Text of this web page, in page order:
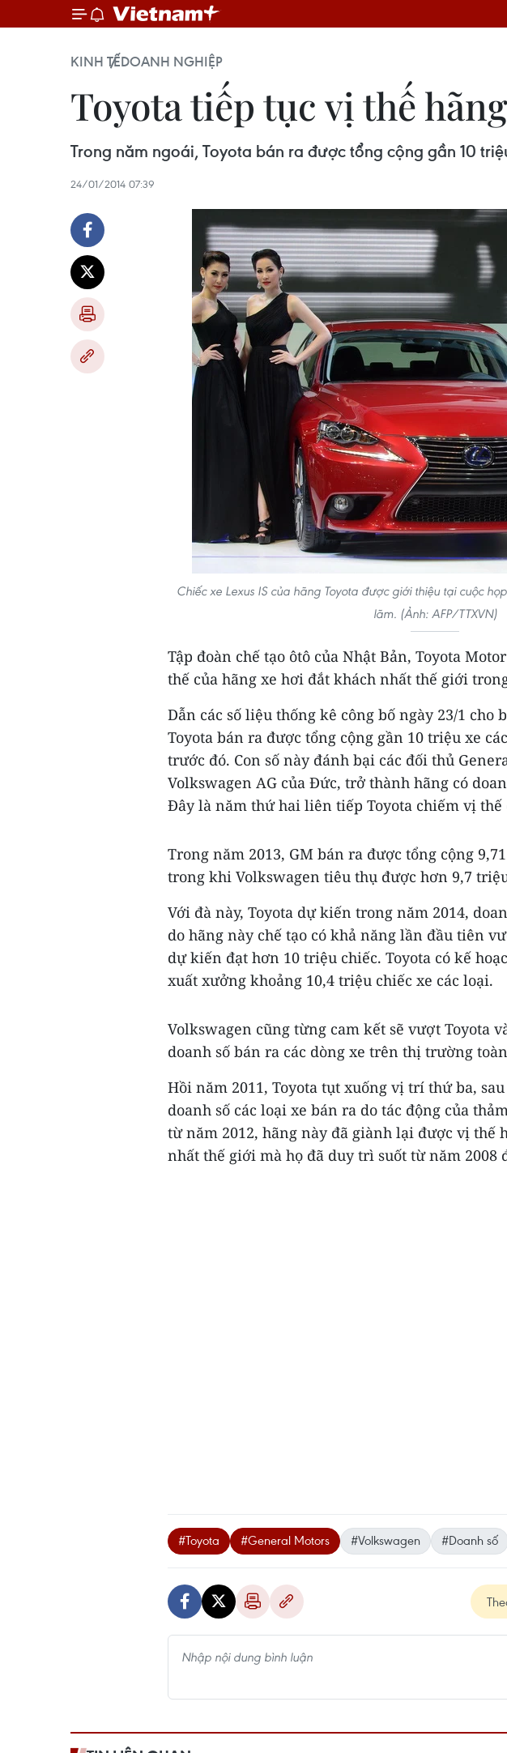
KINH TẾDOANH NGHIỆP
Toyota tiếp tục vị thế
Trong năm ngoái, Toyota bán ra được tổng cộng gần 10
24/01/2014 07:39
Chiếc xe Lexus IS của hãng Toyota được giới thiệu tại cuộc
lãm. (Ảnh: AFP/TTXVN)
Tập đoàn chế tạo ôtô của Nhật Bản, Toyota
thế của hãng xe hơi đắt khách nhất thế giới
Dẫn các số liệu thống kê công bố ngày 23/1 cho
Toyota bán ra được tổng cộng gần 10 triệu xe
trước đó. Con số này đánh bại các đối thủ
Volkswagen AG của Đức, trở thành hãng có
Đây là năm thứ hai liên tiếp Toyota chiếm vị thế
Trong năm 2013, GM bán ra được tổng cộng
trong khi Volkswagen tiêu thụ được hơn 9,7
Với đà này, Toyota dự kiến trong năm 2014,
do hãng này chế tạo có khả năng lần đầu tiên
dự kiến đạt hơn 10 triệu chiếc. Toyota có kế
xuất xưởng khoảng 10,4 triệu chiếc xe các loại.
Volkswagen cũng từng cam kết sẽ vượt Toyota
doanh số bán ra các dòng xe trên thị trường
Hồi năm 2011, Toyota tụt xuống vị trí thứ ba,
doanh số các loại xe bán ra do tác động của
từ năm 2012, hãng này đã giành lại được vị thế
nhất thế giới mà họ đã duy trì suốt từ năm 2008
#Toyota #General Motors #Volkswagen #Doanh số